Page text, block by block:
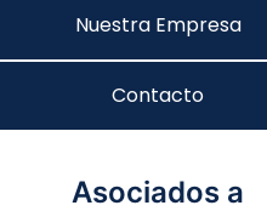
Nuestra Empresa
Contacto
Asociados a